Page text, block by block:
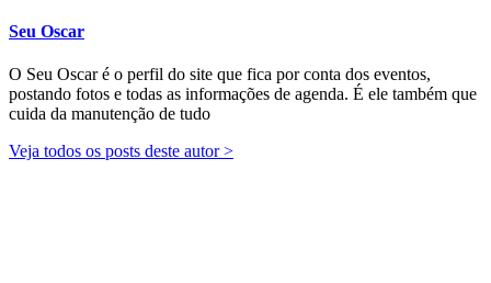
Seu Oscar
O Seu Oscar é o perfil do site que fica por conta dos eventos,
postando fotos e todas as informações de agenda. É ele também que
cuida da manutenção de tudo
Veja todos os posts deste autor >